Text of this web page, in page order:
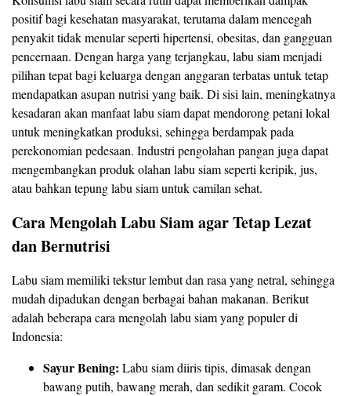
positif bagi kesehatan masyarakat, terutama dalam mencegah
penyakit tidak menular seperti hipertensi, obesitas, dan gangguan
pencernaan. Dengan harga yang terjangkau, labu siam menjadi
pilihan tepat bagi keluarga dengan anggaran terbatas untuk tetap
mendapatkan asupan nutrisi yang baik. Di sisi lain, meningkatnya
kesadaran akan manfaat labu siam dapat mendorong petani lokal
untuk meningkatkan produksi, sehingga berdampak pada
perekonomian pedesaan. Industri pengolahan pangan juga dapat
mengembangkan produk olahan labu siam seperti keripik, jus,
atau bahkan tepung labu siam untuk camilan sehat.
Cara Mengolah Labu Siam agar Tetap Lezat
dan Bernutrisi
Labu siam memiliki tekstur lembut dan rasa yang netral, sehingga
mudah dipadukan dengan berbagai bahan makanan. Berikut
adalah beberapa cara mengolah labu siam yang populer di
Indonesia:
Sayur Bening: Labu siam diiris tipis, dimasak dengan
bawang putih, bawang merah, dan sedikit garam. Cocok